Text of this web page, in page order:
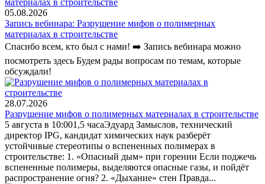
05.08.2026
Запись вебинара: Разрушение мифов о полимерных
материалах в строительстве
Спасибо всем, кто был с нами! ➡️ Запись вебинара можно
посмотреть здесь Будем рады вопросам по темам, которые
обсуждали!
28.07.2026
Разрушение мифов о полимерных материалах в строительстве
5 августа в 10:001,5 часаЭдуард Замыслов, технический
директор IPG, кандидат химических наук разберёт
устойчивые стереотипы о вспененных полимерах в
строительстве: 1. «Опасный дым» при горении Если поджечь
вспененные полимеры, выделяются опасные газы, и пойдёт
распространение огня? 2. «Дыхание» стен Правда...